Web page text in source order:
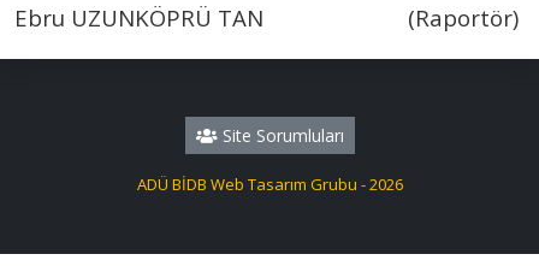
Ebru UZUNKÖPRÜ TAN (Raportör)
Site Sorumluları
ADÜ BİDB Web Tasarım Grubu - 2026